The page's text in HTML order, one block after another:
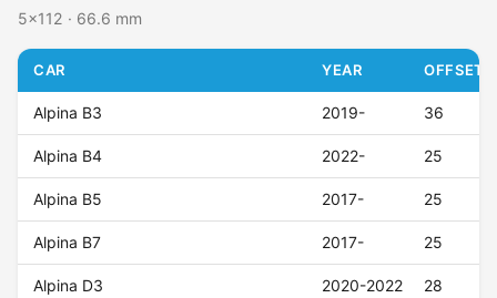
5x112 · 66.6 mm
CAR YEAR OFFSET
Alpina B3 2019- 36
Alpina B4 2022- 25
Alpina B5 2017- 25
Alpina B7 2017- 25
Alpina D3 2020-2022 28